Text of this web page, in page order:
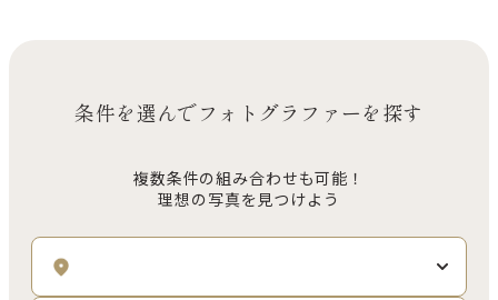
条件を選んでフォトグラファーを探す
複数条件の組み合わせも可能！
理想の写真を見つけよう